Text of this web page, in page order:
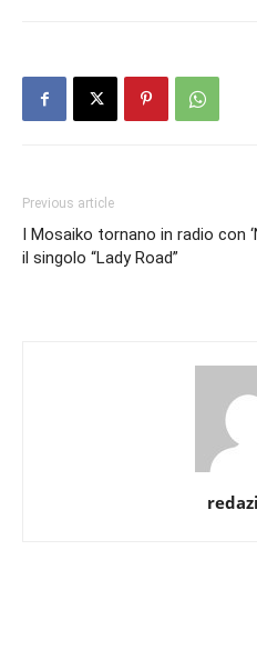
Previous article
I Mosaiko tornano in radio con
il singolo “Lady Road”